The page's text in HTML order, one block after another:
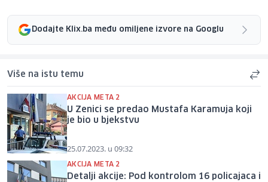
Dodajte Klix.ba među omiljene izvore na Googlu
Više na istu temu
AKCIJA META 2
U Zenici se predao Mustafa Karamuja koji
je bio u bjekstvu
25.07.2023. u 09:32
AKCIJA META 2
Detalji akcije: Pod kontrolom 16 policajaca i